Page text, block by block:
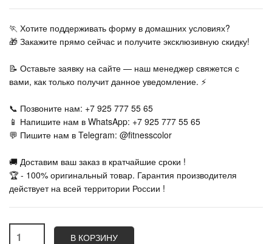
🏃‍ Хотите поддерживать форму в домашних условиях?
🎁 Закажите прямо сейчас и получите эксклюзивную скидку!
📝 Оставьте заявку на сайте — наш менеджер свяжется с
вами, как только получит данное уведомление. ⚡
📞 Позвоните нам: +7 925 777 55 65
📱 Напишите нам в WhatsApp: +7 925 777 55 65
💬 Пишите нам в Telegram: @fitnesscolor
🚚 Доставим ваш заказ в кратчайшие сроки !
🏆 - 100% оригинальный товар. Гарантия производителя
действует на всей территории России !
В КОРЗИНУ